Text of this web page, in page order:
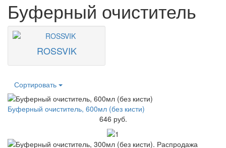
Буферный очиститель
ROSSVIK
Сортировать
Буферный очиститель, 600мл (без кисти)
646 руб.